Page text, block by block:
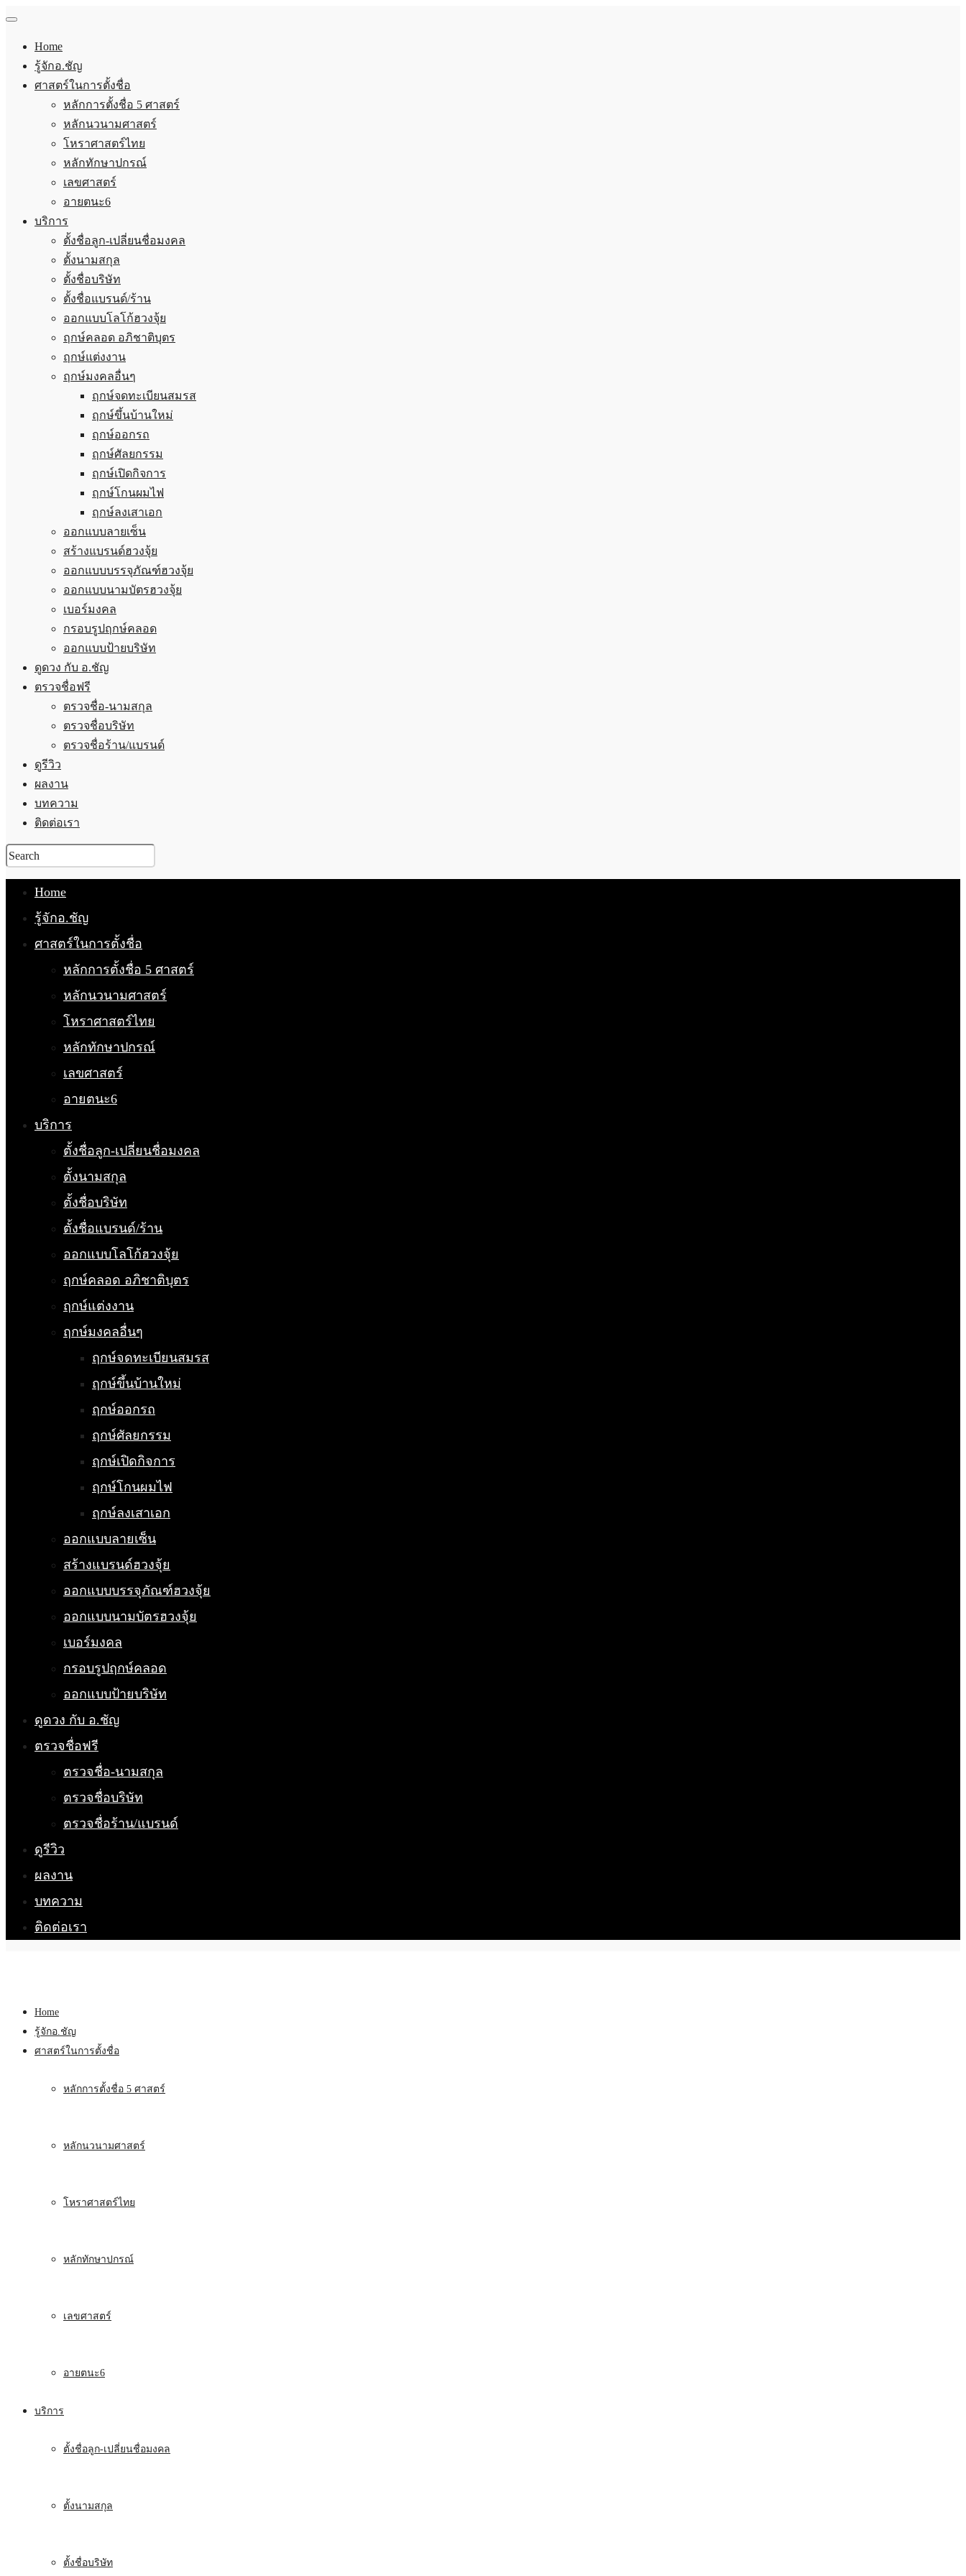
Home
รู้จักอ.ชัญ
ศาสตร์ในการตั้งชื่อ
หลักการตั้งชื่อ 5 ศาสตร์
หลักนวนามศาสตร์
โหราศาสตร์ไทย
หลักทักษาปกรณ์
เลขศาสตร์
อายตนะ6
บริการ
ตั้งชื่อลูก-เปลี่ยนชื่อมงคล
ตั้งนามสกุล
ตั้งชื่อบริษัท
ตั้งชื่อแบรนด์/ร้าน
ออกแบบโลโก้ฮวงจุ้ย
ฤกษ์คลอด อภิชาติบุตร
ฤกษ์แต่งงาน
ฤกษ์มงคลอื่นๆ
ฤกษ์จดทะเบียนสมรส
ฤกษ์ขึ้นบ้านใหม่
ฤกษ์ออกรถ
ฤกษ์ศัลยกรรม
ฤกษ์เปิดกิจการ
ฤกษ์โกนผมไฟ
ฤกษ์ลงเสาเอก
ออกแบบลายเซ็น
สร้างแบรนด์ฮวงจุ้ย
ออกแบบบรรจุภัณฑ์ฮวงจุ้ย
ออกแบบนามบัตรฮวงจุ้ย
เบอร์มงคล
กรอบรูปฤกษ์คลอด
ออกแบบป้ายบริษัท
ดูดวง กับ อ.ชัญ
ตรวจชื่อฟรี
ตรวจชื่อ-นามสกุล
ตรวจชื่อบริษัท
ตรวจชื่อร้าน/แบรนด์
ดูรีวิว
ผลงาน
บทความ
ติดต่อเรา
Home
รู้จักอ.ชัญ
ศาสตร์ในการตั้งชื่อ
หลักการตั้งชื่อ 5 ศาสตร์
หลักนวนามศาสตร์
โหราศาสตร์ไทย
หลักทักษาปกรณ์
เลขศาสตร์
อายตนะ6
บริการ
ตั้งชื่อลูก-เปลี่ยนชื่อมงคล
ตั้งนามสกุล
ตั้งชื่อบริษัท
ตั้งชื่อแบรนด์/ร้าน
ออกแบบโลโก้ฮวงจุ้ย
ฤกษ์คลอด อภิชาติบุตร
ฤกษ์แต่งงาน
ฤกษ์มงคลอื่นๆ
ฤกษ์จดทะเบียนสมรส
ฤกษ์ขึ้นบ้านใหม่
ฤกษ์ออกรถ
ฤกษ์ศัลยกรรม
ฤกษ์เปิดกิจการ
ฤกษ์โกนผมไฟ
ฤกษ์ลงเสาเอก
ออกแบบลายเซ็น
สร้างแบรนด์ฮวงจุ้ย
ออกแบบบรรจุภัณฑ์ฮวงจุ้ย
ออกแบบนามบัตรฮวงจุ้ย
เบอร์มงคล
กรอบรูปฤกษ์คลอด
ออกแบบป้ายบริษัท
ดูดวง กับ อ.ชัญ
ตรวจชื่อฟรี
ตรวจชื่อ-นามสกุล
ตรวจชื่อบริษัท
ตรวจชื่อร้าน/แบรนด์
ดูรีวิว
ผลงาน
บทความ
ติดต่อเรา
Home
รู้จักอ.ชัญ
ศาสตร์ในการตั้งชื่อ
หลักการตั้งชื่อ 5 ศาสตร์
หลักนวนามศาสตร์
โหราศาสตร์ไทย
หลักทักษาปกรณ์
เลขศาสตร์
อายตนะ6
บริการ
ตั้งชื่อลูก-เปลี่ยนชื่อมงคล
ตั้งนามสกุล
ตั้งชื่อบริษัท